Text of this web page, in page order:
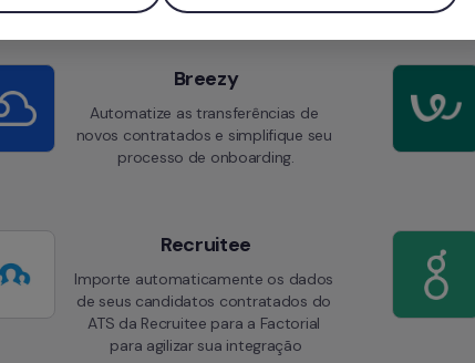
Breezy
Automatize as transferências de
novos contratados e simplifique seu
processo de onboarding.
Recruitee
Importe automaticamente os dados
de seus candidatos contratados do
ATS da Recruitee para a Factorial
para agilizar sua integração